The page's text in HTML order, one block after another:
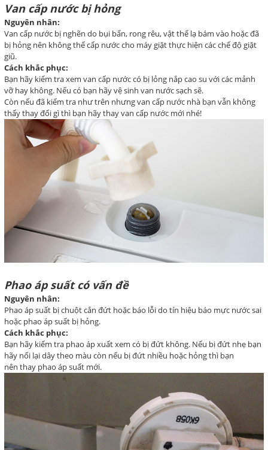
Van cấp nước bị hỏng
Nguyên nhân:
Van cấp nước bị nghẽn do bụi bẩn, rong rêu, vật thể lạ bám vào hoặc đã
bị hỏng nên không thể cấp nước cho máy giặt thực hiện các chế độ giặt
giũ.
Cách khắc phục:
Bạn hãy kiểm tra xem van cấp nước có bị lỏng nắp cao su với các mảnh
vỡ hay không. Nếu có bạn hãy vệ sinh van nước sạch sẽ.
Còn nếu đã kiểm tra như trên nhưng van cấp nước nhà bạn vẫn không
thấy thay đổi gì thì bạn hãy thay van cấp nước mới nhé!
Phao áp suất có vấn đề
Nguyên nhân:
Phao áp suất bị chuột cắn đứt hoặc báo lỗi do tín hiệu báo mực nước sai
hoặc phao áp suất bị hỏng.
Cách khắc phục:
Bạn hãy kiểm tra phao áp xuất xem có bị đứt không. Nếu bị đứt nhẹ bạn
hãy nối lại dây theo màu còn nếu bị đứt nhiều hoặc hỏng thì bạn
nên thay phao áp suất mới.